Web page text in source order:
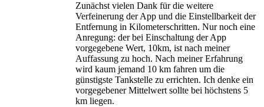
Zunächst vielen Dank für die weitere
Verfeinerung der App und die Einstellbarkeit der
Entfernung in Kilometerschritten. Nur noch eine
Anregung: der bei Einschaltung der App
vorgegebene Wert, 10km, ist nach meiner
Auffassung zu hoch. Nach meiner Erfahrung
wird kaum jemand 10 km fahren um die
günstigste Tankstelle zu errichten. Ich denke ein
vorgegebener Mittelwert sollte bei höchstens 5
km liegen.